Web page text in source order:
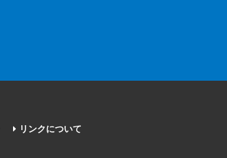
リンクについて